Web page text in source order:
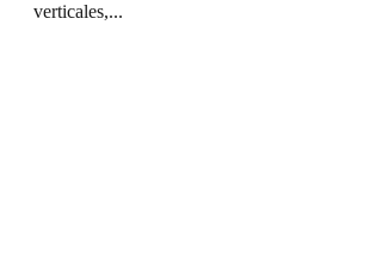
verticales,...